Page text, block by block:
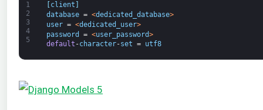
1
2
3
4
5
client
database = <dedicated_database>
user = <dedicated_user>
password
= <user_password>
default -character-set = utf8